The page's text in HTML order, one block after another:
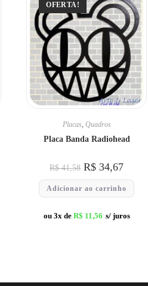
OFERTA!
Placas, Quadros
Placa Banda Radiohead
R$41,58 R$ 34,67
Adicionar ao carrinho
ou 3x de R$ 11,56 s/ juros